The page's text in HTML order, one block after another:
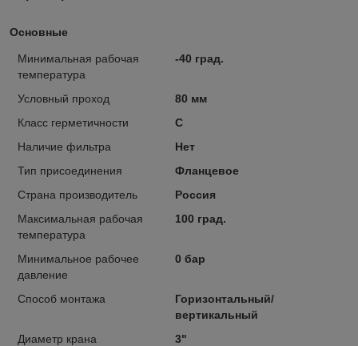
Основные
Минимальная рабочая
температура
-40 град.
Условный проход
80 мм
Класс герметичности
С
Наличие фильтра
Нет
Тип присоединения
Фланцевое
Страна производитель
Россия
Максимальная рабочая
температура
100 град.
Минимальное рабочее
давление
0 бар
Способ монтажа
Горизонтальный/
вертикальный
Диаметр крана
3"